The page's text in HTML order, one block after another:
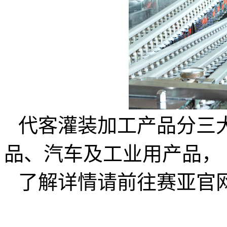
代客灌装加工产品分三
品、汽车及工业用产品，
了解详情请前往赛亚官